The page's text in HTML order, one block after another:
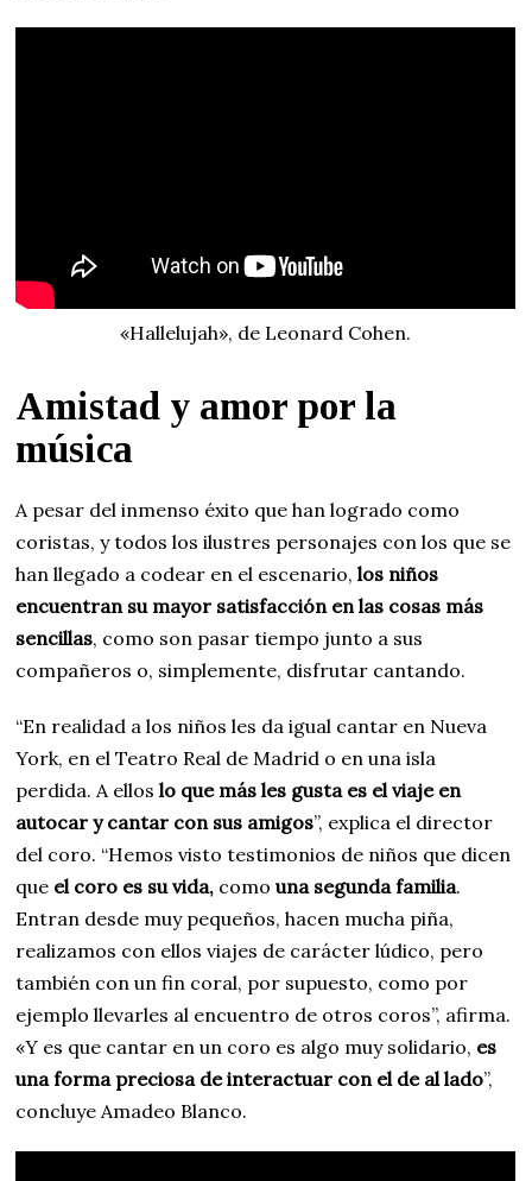
«Hallelujah», de Leonard Cohen.
Amistad y amor por la
música
A pesar del inmenso éxito que han logrado como
coristas, y todos los ilustres personajes con los que se
han llegado a codear en el escenario, los niños
encuentran su mayor satisfacción en las cosas más
sencillas, como son pasar tiempo junto a sus
compañeros o, simplemente, disfrutar cantando.
“En realidad a los niños les da igual cantar en Nueva
York, en el Teatro Real de Madrid o en una isla
perdida. A elloslo que más les gusta es el viaje en
autocar y cantar con sus amigos”, explica el director
del coro. “Hemos visto testimonios de niños que dicen
que el coro es su vida, como una segunda familia.
Entran desde muy pequeños, hacen mucha piña,
realizamos con ellos viajes de carácter lúdico, pero
también con un fin coral, por supuesto, como por
ejemplo llevarles al encuentro de otros coros”, afirma.
«Y es que cantar en un coro es algo muy solidario, es
una forma preciosa de interactuar con el de al lado”,
concluye Amadeo Blanco.